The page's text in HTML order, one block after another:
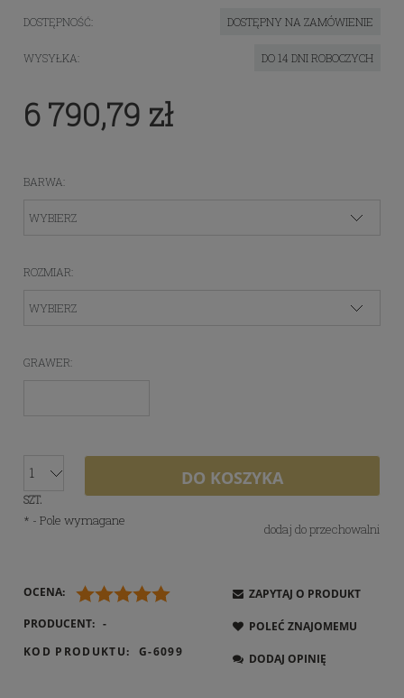
DOSTĘPNOŚĆ: DOSTĘPNY NA ZAMÓWIENIE
WYSYŁKA: DO 14 DNI ROBOCZYCH
6 790,79 zł
BARWA:
ROZMIAR:
GRAWER:
SZT.
DO KOSZYKA
dodaj do przechowalni
* - Pole wymagane
OCENA:
PRODUCENT: -
KOD PRODUKTU:
G-6099
ZAPYTAJ O PRODUKT
POLEĆ ZNAJOMEMU
DODAJ OPINIĘ